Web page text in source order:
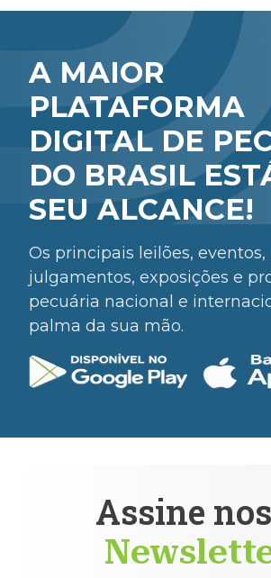
A MAIOR
PLATAFORMA
DIGITAL DE
DO BRASIL
SEU ALCANCE!
Os principais leilões, eventos,
julgamentos, exposições e
pecuária nacional e
palma da sua mão.
Assine